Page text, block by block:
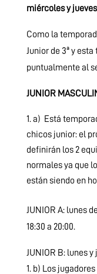
miércoles y jueves
Como la
Junior de 3ª y
puntualmente al
JUNIOR
a) Está
chicos junior: el
definirán los 2
normales ya que
están siendo en
JUNIOR A: lunes
18:30 a 20:00.
JUNIOR B: lunes y
b) Los